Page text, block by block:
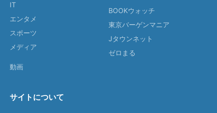
IT
エンタメ
スポーツ
メディア
動画
BOOKウォッチ
東京バーゲンマニア
Jタウンネット
ゼロまる
サイトについて